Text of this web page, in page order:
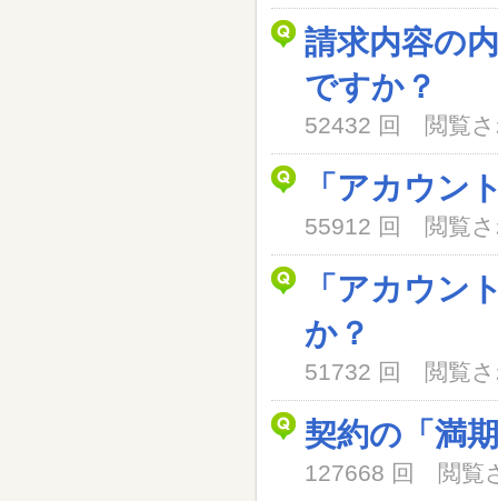
請求内容の
ですか？
52432 回 閲覧
「アカウン
55912 回 閲覧
「アカウン
か？
51732 回 閲覧
契約の「満
127668 回 閲覧